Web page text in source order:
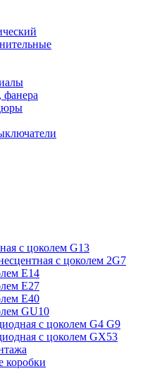
фанера
с цоколем G13
с цоколем 2G7
E14
E27
E40
GU10
с цоколем G4 G9
с цоколем GX53
коробки